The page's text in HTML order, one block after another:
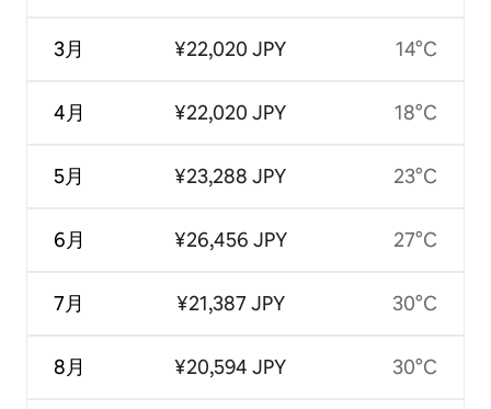
3月
4月
5月
6月
7月
8月
¥22,020 JPY
¥22,020 JPY
¥23,288 JPY
¥26,456 JPY
¥21,387 JPY
¥20,594 JPY
14°C
18°C
23°C
27°C
30°C
30°C